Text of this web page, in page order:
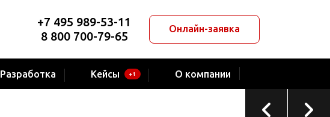
+7 495 989-53-11
8 800 700-79-65
Онлайн-заявка
Разработка Кейсы +1 О компании